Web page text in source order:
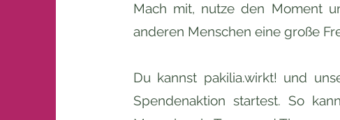
Mach mit, nutze den Moment
anderen Menschen eine große
Du kannst pakilia.wirkt! und
Spendenaktion startest. So